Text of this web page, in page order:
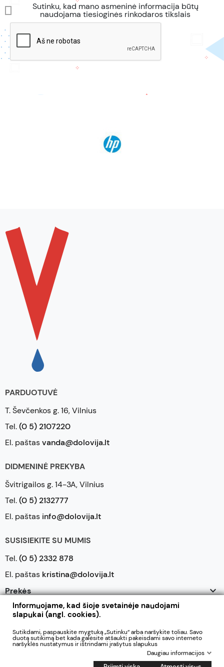
Sutinku, kad mano asmeninė informacija būtų
naudojama tiesioginės rinkodaros tikslais
PARDUOTUVĖ
T. Ševčenkos g. 16, Vilnius
Tel.(0 5) 2107220
El. paštasvanda@dolovija.lt
DIDMENINĖ PREKYBA
Švitrigailos g. 14-3A, Vilnius
Tel.(0 5) 2132777
El. paštas info@dolovija.lt
SUSISIEKITE SU MUMIS
Tel.(0 5) 2332 878
El. paštas kristina@dolovija.lt
Prekės

Mūsų įmonė
Jūsų paskyra
2026 © UAB Dolovija. Visos teisės saugomos
Informuojame, kad šioje svetainėje naudojami
slapukai (angl. cookies).
Sutikdami, paspauskite mygtuką „Sutinku“ arba naršykite toliau. Savo
duotą sutikimą bet kada galėsite atšaukti pakeisdami savo interneto
naršyklės nustatymus ir ištrindami įrašytus slapukus
Daugiau informacijos